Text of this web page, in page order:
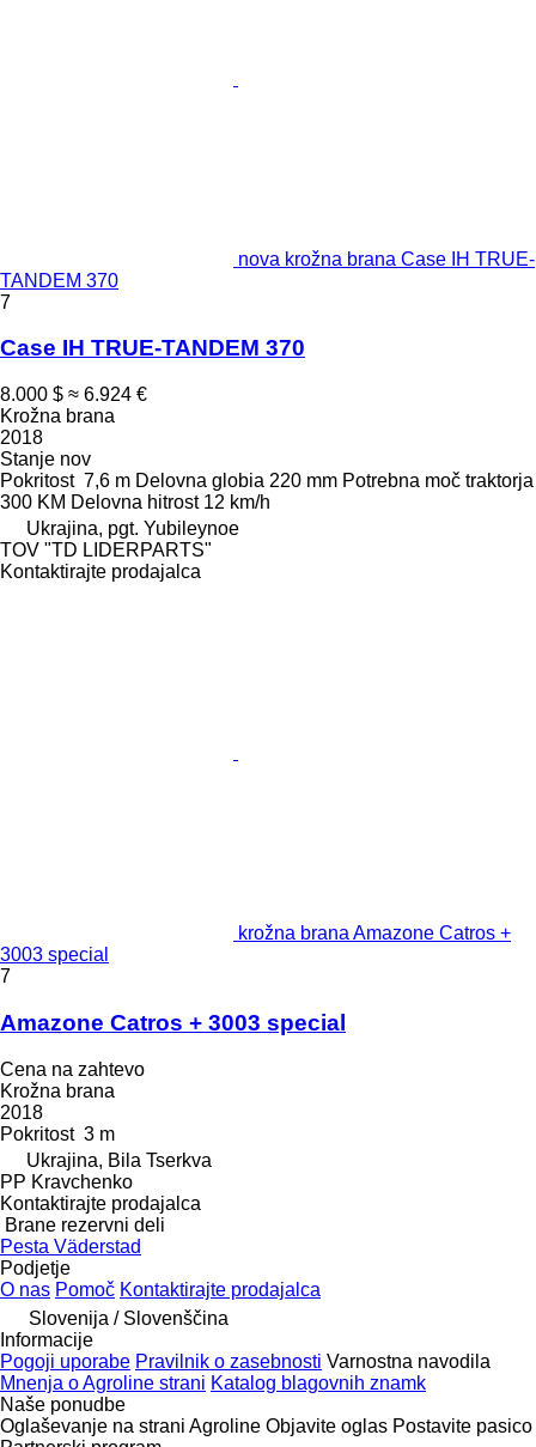
nova krožna brana Case IH TRUE-
TANDEM 370
7
Case IH TRUE-TANDEM 370
8.000 $ ≈ 6.924 €
Krožna brana
2018
Stanje nov
Pokritost 7,6 m Delovna globia 220 mm Potrebna moč traktorja
300 KM Delovna hitrost 12 km/h
Ukrajina, pgt. Yubileynoe
TOV "TD LIDERPARTS"
Kontaktirajte prodajalca
krožna brana Amazone Catros +
3003 special
7
Amazone Catros + 3003 special
Cena na zahtevo
Krožna brana
2018
Pokritost 3 m
Ukrajina, Bila Tserkva
PP Kravchenko
Kontaktirajte prodajalca
Brane rezervni deli
Pesta Väderstad
Podjetje
O nas Pomoč Kontaktirajte prodajalca
Slovenija / Slovenščina
Informacije
Pogoji uporabe Pravilnik o zasebnosti Varnostna navodila
Mnenja o Agroline strani Katalog blagovnih znamk
Naše ponudbe
Oglaševanje na strani Agroline Objavite oglas Postavite pasico